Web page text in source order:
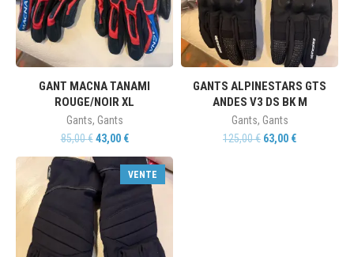
GANT MACNA TANAMI
ROUGE/NOIR XL
Gants, Gants
85,00€ 43,00 €
GANTS ALPINESTARS GTS
ANDES V3 DS BK M
Gants, Gants
125,00€ 63,00 €
VENTE